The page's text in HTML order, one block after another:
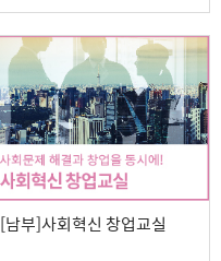
[남부]사회혁신 창업교실